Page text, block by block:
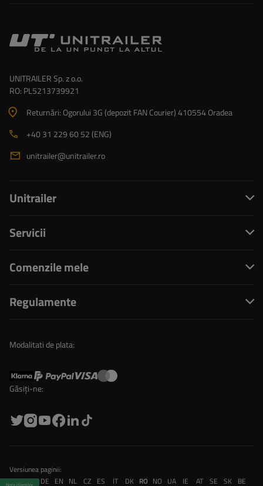
UNITRAILER Sp. z o.o.
RO: PL5213739921
Returnări: Ogorului 3G (depozit FAN Courier) 410554 Oradea
+40 31 229 60 52 (ENG)
unitrailer@unitrailer.ro
Unitrailer
Servicii
Comenzile mele
Regulamente
Modalitati de plata:
Găsiți-ne:
Versiunea paginii:
PL FR DE EN NL CZ ES IT DK RO NO UA IE AT SE SK BE